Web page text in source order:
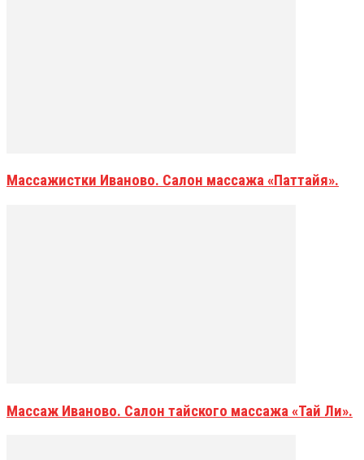
Массажистки Иваново. Салон массажа «Паттайя».
Массаж Иваново. Салон тайского массажа «Тай Ли».